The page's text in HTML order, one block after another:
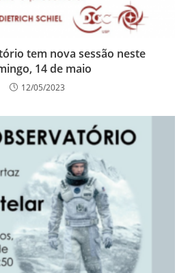
tem nova sessão neste
14 de maio
12/05/2023